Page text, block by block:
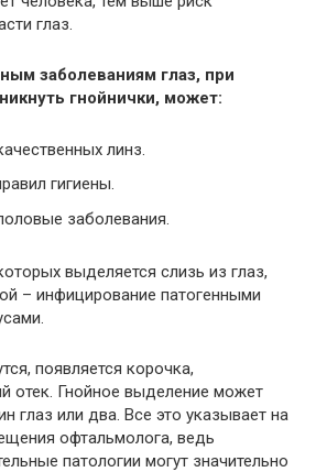
глаз.
заболеваниям глаз, при
гнойнички, может:
линз.
гигиены.
заболевания.
выделяется слизь из глаз,
– инфицирование патогенными
появляется корочка,
отек. Гнойное выделение может
глаз или два. Все это указывает на
офтальмолога, ведь
патологии могут значительно